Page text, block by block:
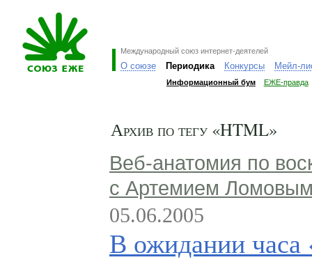
Международный союз интернет-деятелей
О союзе Периодика Конкурсы Мейл-
Информационный бум ЕЖЕ-правда
Архив по тегу «HTML»
Веб-анатомия по
с Артемием
05.06.2005
В ожидании часа